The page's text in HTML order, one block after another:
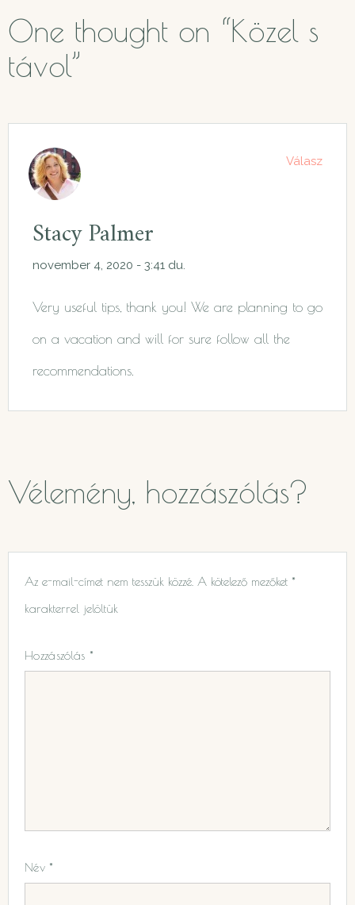
One thought on “Közel s
távol”
Stacy Palmer
november 4, 2020 - 3:41 du.
Very useful tips, thank you! We are planning to go
on a vacation and will for sure follow all the
recommendations.
Válasz
Vélemény, hozzászólás?
Az e-mail-címet nem tesszük közzé. A kötelező mezőket *
karakterrel jelöltük
Hozzászólás *
Név*